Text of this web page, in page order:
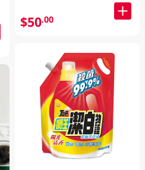
$50.00